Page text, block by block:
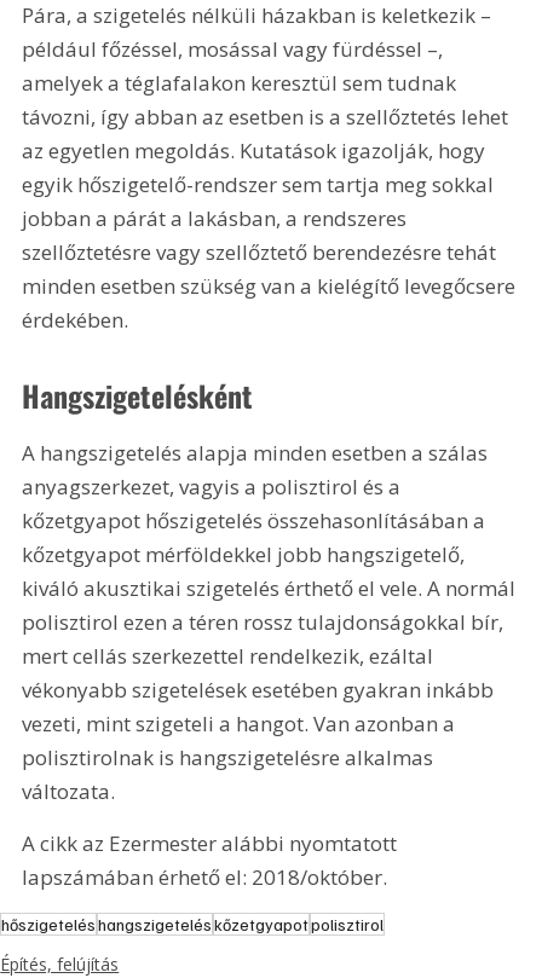
Pára, a szigetelés nélküli házakban is keletkezik –
például főzéssel, mosással vagy fürdéssel –,
amelyek a téglafalakon keresztül sem tudnak
távozni, így abban az esetben is a szellőztetés lehet
az egyetlen megoldás. Kutatások igazolják, hogy
egyik hőszigetelő-rendszer sem tartja meg sokkal
jobban a párát a lakásban, a rendszeres
szellőztetésre vagy szellőztető berendezésre tehát
minden esetben szükség van a kielégítő levegőcsere
érdekében.
Hangszigetelésként
A hangszigetelés alapja minden esetben a szálas
anyagszerkezet, vagyis a polisztirol és a
kőzetgyapot hőszigetelés összehasonlításában a
kőzetgyapot mérföldekkel jobb hangszigetelő,
kiváló akusztikai szigetelés érthető el vele. A normál
polisztirol ezen a téren rossz tulajdonságokkal bír,
mert cellás szerkezettel rendelkezik, ezáltal
vékonyabb szigetelések esetében gyakran inkább
vezeti, mint szigeteli a hangot. Van azonban a
polisztirolnak is hangszigetelésre alkalmas
változata.
A cikk az Ezermester alábbi nyomtatott
lapszámában érhető el: 2018/október.
hőszigeteléshangszigeteléskőzetgyapotpolisztirol
Építés, felújítás